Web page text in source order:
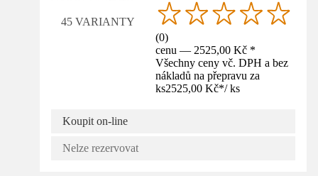
45 VARIANTY
(0)
cenu — 2525,00 Kč *
Všechny ceny vč. DPH a bez
nákladů na přepravu za
ks2525,00 Kč*/ ks
Koupit on-line
Nelze rezervovat